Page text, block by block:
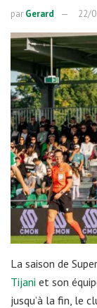
par Gerard 22/
La saison de
Tijani et son
jusqu’à la fin, le